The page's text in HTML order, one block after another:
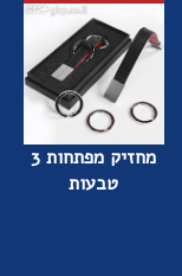
מחזיק מפתחות 3
טבעות